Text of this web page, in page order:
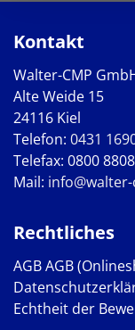
Kontakt
Walter-CMP
Alte Weide 15
24116 Kiel
Telefon: 0431
Telefax: 0800
Mail:
Rechtliches
AGBAGB
Echtheit der